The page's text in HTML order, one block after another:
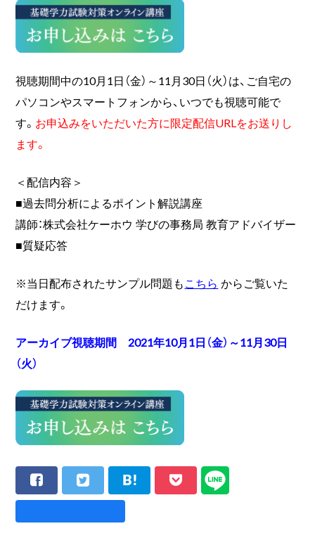
視聴期間中の10月1日（金）～11月30日（火）は、ご自宅の
パソコンやスマートフォンから、いつでも視聴可能で
す。 お申込みをいただいた方に限定配信URLをお送りし
ます。
＜配信内容＞
■過去問分析によるポイント解説講座
講師：株式会社ケーホウ 学びの事務局 教育アドバイザー
■質疑応答
※当日配布されたサンプル問題もこちら からご覧いた
だけます。
アーカイブ視聴期間 2021年10月1日（金）～11月30日
（火）